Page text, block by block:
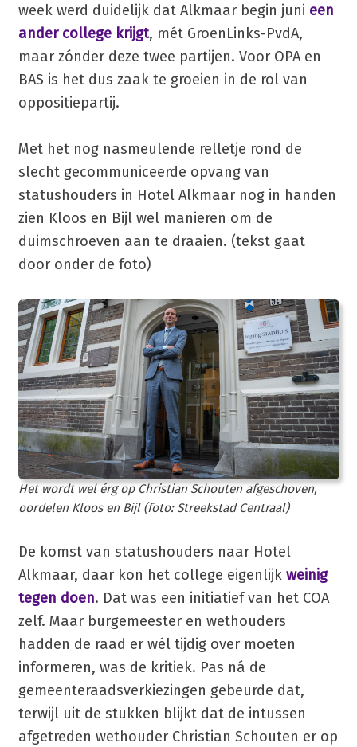
week werd duidelijk dat Alkmaar begin juni een
ander college krijgt, mét GroenLinks-PvdA,
maar zónder deze twee partijen. Voor OPA en
BAS is het dus zaak te groeien in de rol van
oppositiepartij.
Met het nog nasmeulende relletje rond de
slecht gecommuniceerde opvang van
statushouders in Hotel Alkmaar nog in handen
zien Kloos en Bijl wel manieren om de
duimschroeven aan te draaien. (tekst gaat
door onder de foto)
Het wordt wel érg op Christian Schouten afgeschoven,
oordelen Kloos en Bijl (foto: Streekstad Centraal)
De komst van statushouders naar Hotel
Alkmaar, daar kon het college eigenlijk weinig
tegen doen. Dat was een initiatief van het COA
zelf. Maar burgemeester en wethouders
hadden de raad er wél tijdig over moeten
informeren, was de kritiek. Pas ná de
gemeenteraadsverkiezingen gebeurde dat,
terwijl uit de stukken blijkt dat de intussen
afgetreden wethouder Christian Schouten er op